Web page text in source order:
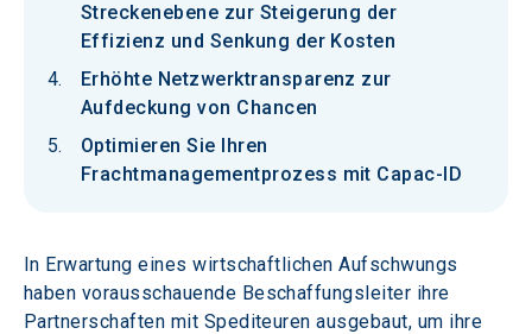
Streckenebene zur Steigerung der
Effizienz und Senkung der Kosten
Erhöhte Netzwerktransparenz zur
Aufdeckung von Chancen
Optimieren Sie Ihren
Frachtmanagementprozess mit Capac-ID
In Erwartung eines wirtschaftlichen Aufschwungs
haben vorausschauende Beschaffungsleiter ihre
Partnerschaften mit Spediteuren ausgebaut, um ihre